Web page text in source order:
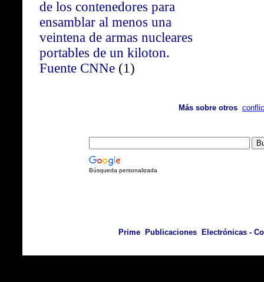
de los contenedores para
ensamblar al menos una
veintena de armas nucleares
portables de un kiloton.
Fuente CNNe (1)
Más sobre otros
Búsqueda personalizada
Prime Publicaciones Electrónicas -